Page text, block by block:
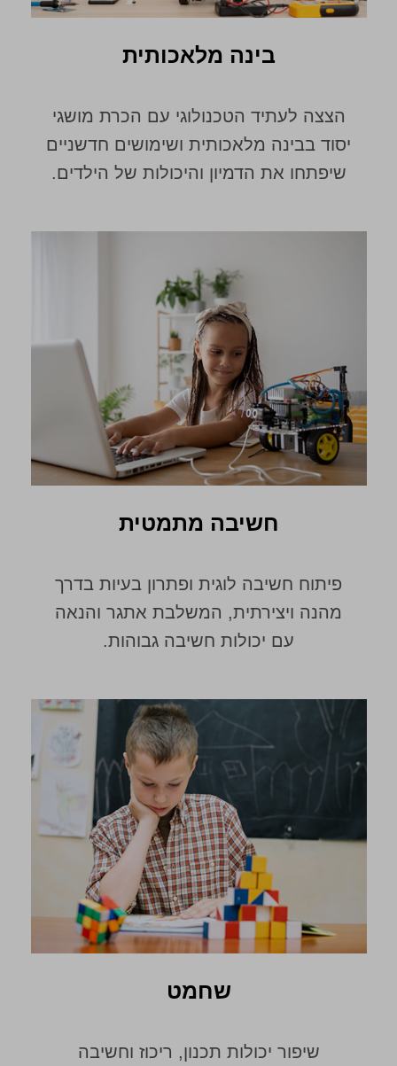
בינה מלאכותית
הצצה לעתיד הטכנולוגי עם הכרת מושגי
יסוד בבינה מלאכותית ושימושים חדשניים
שיפתחו את הדמיון והיכולות של הילדים.
חשיבה מתמטית
פיתוח חשיבה לוגית ופתרון בעיות בדרך
מהנה ויצירתית, המשלבת אתגר והנאה
עם יכולות חשיבה גבוהות.
שחמט
שיפור יכולות תכנון, ריכוז וחשיבה